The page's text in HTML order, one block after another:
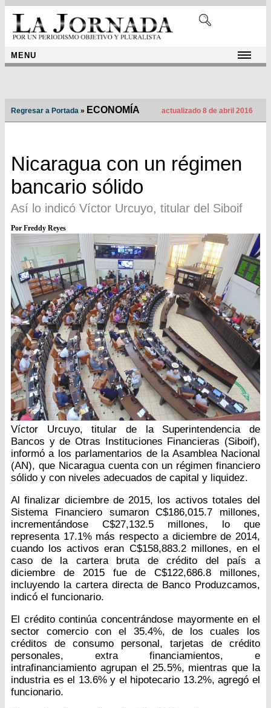
MENU
Regresar a Portada » ECONOMÍA actualizado 8 de abril 2016
Nicaragua con un régimen
bancario sólido
Así lo indicó Víctor Urcuyo, titular del Siboif
Por Freddy Reyes
Víctor Urcuyo, titular de la Superintendencia de
Bancos y de Otras Instituciones Financieras (Siboif),
informó a los parlamentarios de la Asamblea Nacional
(AN), que Nicaragua cuenta con un régimen financiero
sólido y con niveles adecuados de capital y liquidez.
Al finalizar diciembre de 2015, los activos totales del
Sistema Financiero sumaron C$186,015.7 millones,
incrementándose C$27,132.5 millones, lo que
representa 17.1% más respecto a diciembre de 2014,
cuando los activos eran C$158,883.2 millones, en el
caso de la cartera bruta de crédito del país a
diciembre de 2015 fue de C$122,686.8 millones,
incluyendo la cartera directa de Banco Produzcamos,
indicó el funcionario.
El crédito continúa concentrándose mayormente en el
sector comercio con el 35.4%, de los cuales los
créditos de consumo personal, tarjetas de crédito
personales, extra financiamientos, e
intrafinanciamiento agrupan el 25.5%, mientras que la
industria es el 13.6% y el hipotecario 13.2%, agregó el
funcionario.